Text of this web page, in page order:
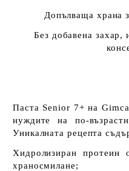
Допълваща храна
Без добавена захар,
Паста Senior 7+ на
нуждите на по-
Уникалната рецепта
Хидролизиран протеин
храносмилане;